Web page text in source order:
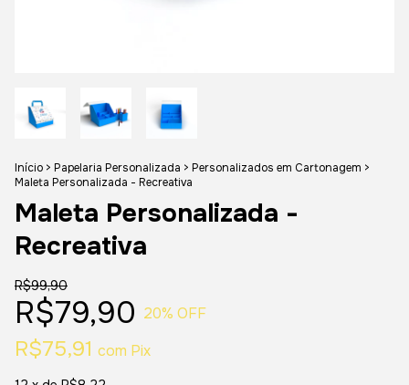
Início > Papelaria Personalizada > Personalizados em Cartonagem >
Maleta Personalizada - Recreativa
Maleta Personalizada -
Recreativa
R$99,90
R$79,90 20% OFF
R$75,91 com Pix